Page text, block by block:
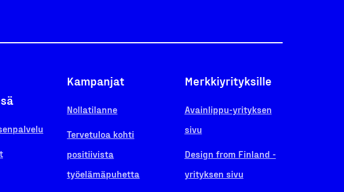
Kampanjat
Nollatilanne
Tervetuloa kohti
positiivista
työelämäpuhetta
Merkkiyrityksille
Avainlippu-yrityksen
sivu
Design from Finland -
yrityksen sivu